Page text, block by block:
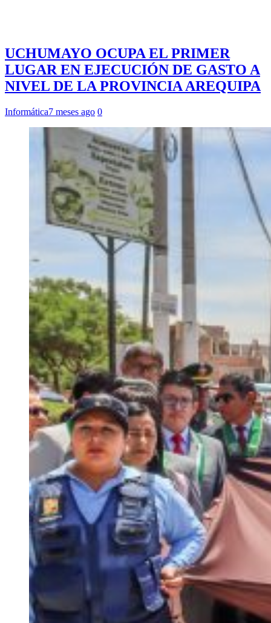
UCHUMAYO OCUPA EL PRIMER
LUGAR EN EJECUCIÓN DE GASTO A
NIVEL DE LA PROVINCIA AREQUIPA
Informática7 meses ago 0